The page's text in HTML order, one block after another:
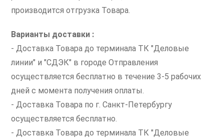
производится отгрузка Товара.
Варианты доставки :
- Доставка Товара до терминала ТК "Деловые
линии" и "СДЭК" в городе Отправления
осуществляется бесплатно в течение 3-5 рабочих
дней с момента получения оплаты.
- Доставка Товара по г. Санкт-Петербургу
осуществляется бесплатно.
- Доставка Товара до терминала ТК "Деловые